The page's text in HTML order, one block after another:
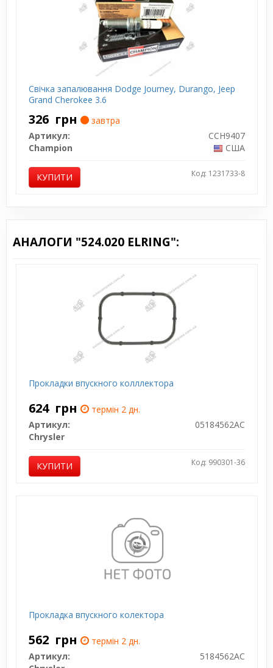
Свічка запалювання Dodge Journey, Durango, Jeep
Grand Cherokee 3.6
326 грн
завтра
Артикул:
CCH9407
Champion
США
КУПИТИ Код: 1231733-8
АНАЛОГИ "524.020 ELRING":
Прокладки впускного колллектора
624 грн
термін 2 дн.
Артикул:
05184562AC
Chrysler
КУПИТИ Код: 990301-36
Прокладка впускного колектора
562 грн
термін 2 дн.
Артикул:
5184562AC